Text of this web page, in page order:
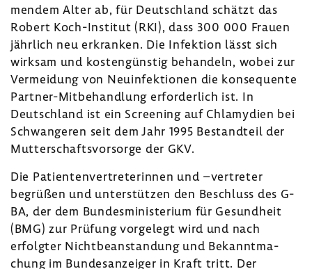
mendem Alter ab, für Deutsch­land schätzt das
Robert Koch-​Institut (RKI), dass 300 000 Frauen
jähr­lich neu erkranken. Die Infek­tion lässt sich
wirksam und kosten­günstig behan­deln, wobei zur
Vermei­dung von Neuin­fek­tionen die konse­quente
Partner-​Mitbehandlung erfor­der­lich ist. In
Deutsch­land ist ein Scree­ning auf Chla­my­dien bei
Schwan­geren seit dem Jahr 1995 Bestand­teil der
Mutter­schafts­vor­sorge der GKV.
Die Pati­en­ten­ver­tre­te­rinnen und –vertreter
begrüßen und unter­stützen den Beschluss des G-
BA, der dem Bundes­mi­nis­te­rium für Gesund­heit
(BMG) zur Prüfung vorge­legt wird und nach
erfolgter Nicht­be­an­stan­dung und Bekannt­ma­
chung im Bundes­an­zeiger in Kraft tritt. Der